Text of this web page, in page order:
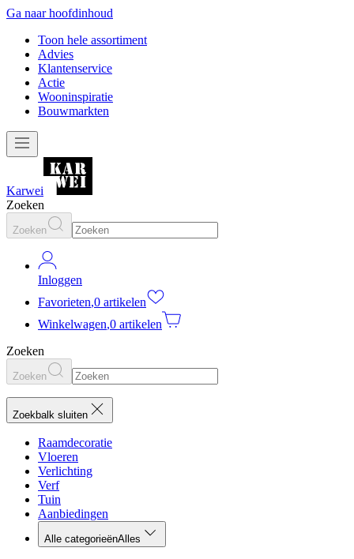
Ga naar hoofdinhoud
Toon hele assortiment
Advies
Klantenservice
Actie
Wooninspiratie
Bouwmarkten
Karwei
Zoeken
Zoeken
Inloggen
Favorieten,0 artikelen
Winkelwagen,0 artikelen
Zoeken
Zoeken
Zoekbalk sluiten
Raamdecoratie
Vloeren
Verlichting
Verf
Tuin
Aanbiedingen
Alle categorieënAlles